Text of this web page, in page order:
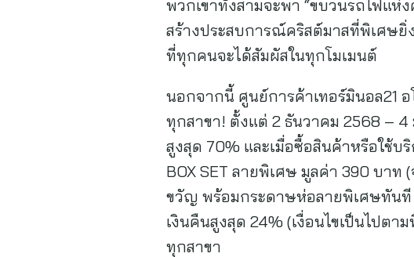
พวกเขาทั้งสามจะพา “ขบวนรถไฟแห่
สร้างประสบการณ์คริสต์มาสที่พิเศษยิ่
ที่ทุกคนจะได้สัมผัสในทุกโมเมนต์
นอกจากนี้ ศูนย์การค้าเทอร์มินอล21
ทุกสาขา! ตั้งแต่ 2 ธันวาคม 2568 –
สูงสุด 70% และเมื่อซื้อสินค้าหรือใช้บ
BOX SET ลายพิเศษ มูลค่า 390 บา
ขวัญ พร้อมกระดาษห่อลายพิเศษทันที
เงินคืนสูงสุด 24% (เงื่อนไขเป็นไปต
ทุกสาขา